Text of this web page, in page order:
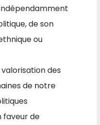
de son
ou
des
de notre
faveur de